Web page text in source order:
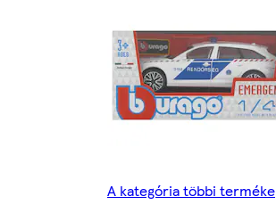
A kategória többi terméke